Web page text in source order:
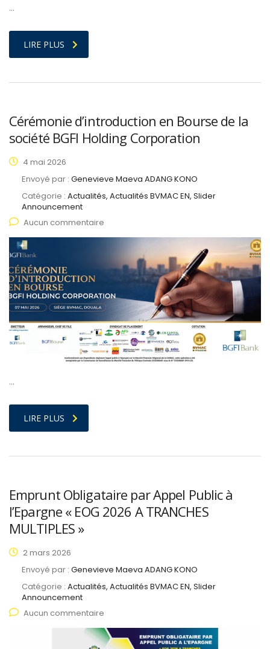
…
LIRE PLUS
Cérémonie d’introduction en Bourse de la
société BGFI Holding Corporation
4 mai 2026
Envoyé par : Genevieve Maeva ADANG KONO
Catégorie : Actualités, Actualités BVMAC EN, Slider
Announcement
Aucun commentaire
…
LIRE PLUS
Emprunt Obligataire par Appel Public à
l’Epargne « EOG 2026 A TRANCHES
MULTIPLES »
2 mars 2026
Envoyé par : Genevieve Maeva ADANG KONO
Catégorie : Actualités, Actualités BVMAC EN, Slider
Announcement
Aucun commentaire